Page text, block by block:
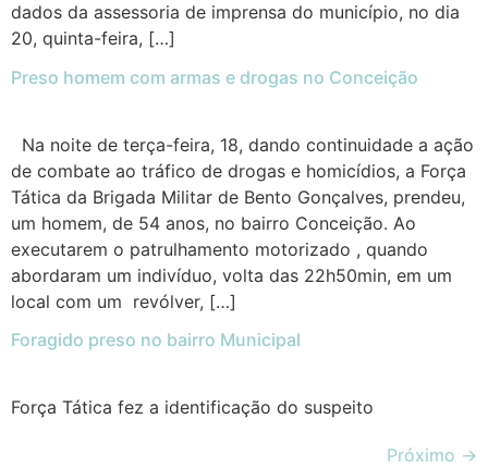
dados da assessoria de imprensa do município, no dia
20, quinta-feira, […]
Preso homem com armas e drogas no Conceição
Na noite de terça-feira, 18, dando continuidade a ação
de combate ao tráfico de drogas e homicídios, a Força
Tática da Brigada Militar de Bento Gonçalves, prendeu,
um homem, de 54 anos, no bairro Conceição. Ao
executarem o patrulhamento motorizado , quando
abordaram um indivíduo, volta das 22h50min, em um
local com um revólver, […]
Foragido preso no bairro Municipal
Força Tática fez a identificação do suspeito
Próximo →